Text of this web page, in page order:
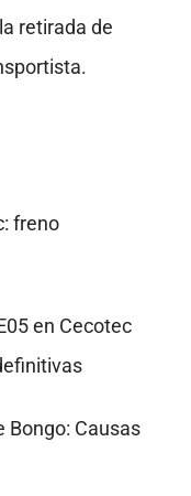
retirada de
freno
en Cecotec
Bongo: Causas